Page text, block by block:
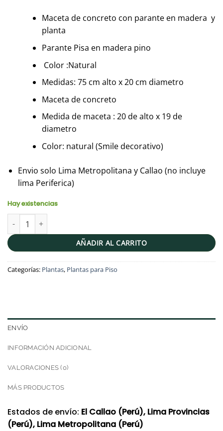
Maceta de concreto con parante en madera y
planta
Parante Pisa en madera pino
Color :Natural
Medidas: 75 cm alto x 20 cm diametro
Maceta de concreto
Medida de maceta : 20 de alto x 19 de
diametro
Color: natural (Smile decorativo)
Envio solo Lima Metropolitana y Callao (no incluye
lima Periferica)
Hay existencias
JUEGO CROISETTE (Planta Photus + Parante + Maceta) |
AÑADIR AL CARRITO
Categorías: Plantas, Plantas para Piso
ENVÍO
INFORMACIÓN ADICIONAL
VALORACIONES (0)
MÁS PRODUCTOS
Estados de envío: El Callao (Perú), Lima Provincias
(Perú), Lima Metropolitana (Perú)